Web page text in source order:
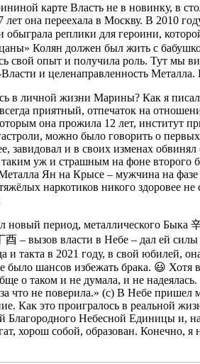
карте Власть не в новинку, в
она переехала в Москву. В 2010
обыграла реплики для героини,
Колян должен был жить с
свой опыт и получила роль. Тут мы
Власти и целенаправленность Металла.
в личной жизни Марины? Как я
приятный, отпечаток на
она прожила 12 лет, институт
можно было говорить о
завидовал и в своих изменах
таким уж и страшным на фоне второго
Ян на Крысе – мужчина на
наркотиков никого здоровее
новый период, металлического Быка
酉 – вызов власти в Небе – дал ей
и такта в 2021 году, в свой юбилей,
было шансов избежать брака. 😃 Хотя
о таком и не думала, и не
что не поверила.» (с) В Небе пришел
Как это проигралось в реальной
Благородного Небесной Единицы и,
хорош собой, образован. Конечно, я